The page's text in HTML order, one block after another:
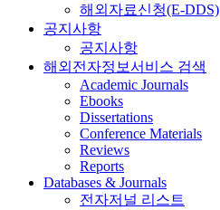
해외자료신청(E-DDS)
공지사항
공지사항
해외전자정보서비스 검색
Academic Journals
Ebooks
Dissertations
Conference Materials
Reviews
Reports
Databases & Journals
전자저널 리스트